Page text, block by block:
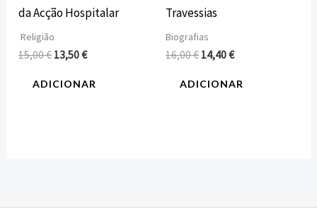
da Acção Hospitalar
Religião
15,00€ 13,50€
ADICIONAR
Travessias
Biografias
16,00€ 14,40€
ADICIONAR